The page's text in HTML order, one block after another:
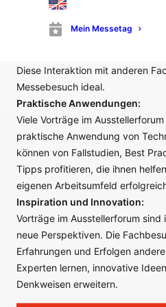
Mein Messetag
Publikum von Fachleuten aus
und Organisationen an. Dies
Möglichkeit, Kontakte zu
Diese Interaktion mit anderen
Messebesuch ideal.
Praktische Anwendungen:
Viele Vorträge im
praktische Anwendung von
können von Fallstudien, Best
Tipps profitieren, die ihnen
eigenen Arbeitsumfeld
Inspiration und Innovation:
Vorträge im Ausstellerforum
neue Perspektiven. Die
Erfahrungen und Erfolgen
Experten lernen, innovative
Denkweisen erweitern.